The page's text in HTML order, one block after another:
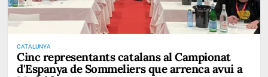
CATALUNYA
Cinc representants catalans al Campionat
d'Espanya de Sommeliers que arrenca avui a